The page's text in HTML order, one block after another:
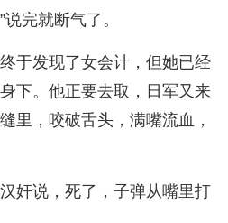
完就断气了。
于发现了女会计，但她已经
下。他正要去取，日军又来
里，咬破舌头，满嘴流血，
奸说，死了，子弹从嘴里打